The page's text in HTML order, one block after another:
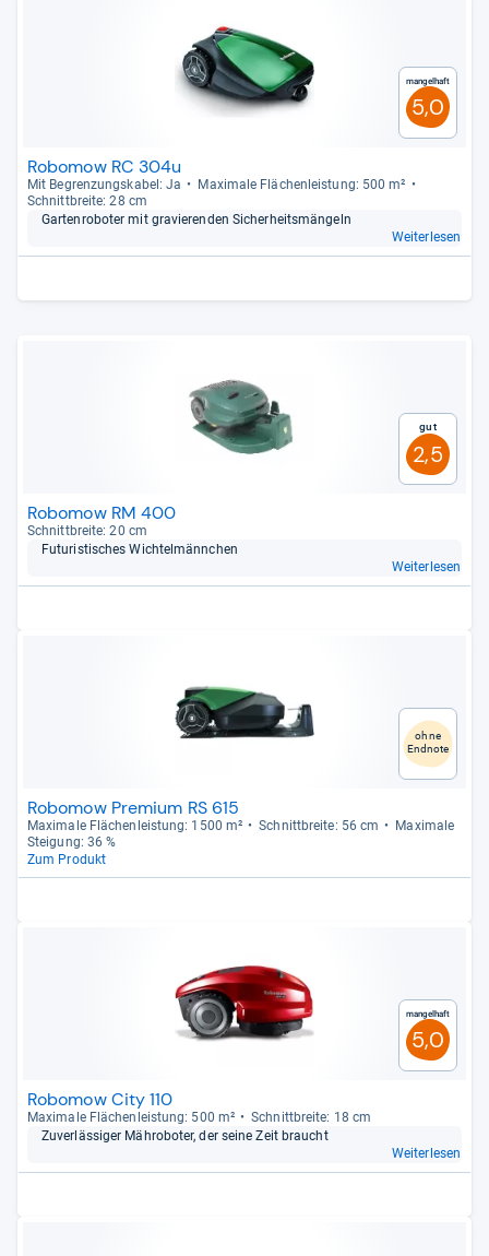
Mangelhaft
5,0
Robomow RC 304u
Mit Begren­zungs­ka­bel: Ja
Maxi­male Flä­chen­leis­tung: 500 m²
Schnitt­breite: 28 cm
Gar­ten­ro­bo­ter mit gra­vie­ren­den Sicher­heits­män­geln
Weiterlesen
Gut
2,5
Robomow RM 400
Schnitt­breite: 20 cm
Futu­ris­ti­sches Wich­tel­männ­chen
Weiterlesen
ohne
Endnote
Robomow Premium RS 615
Maxi­male Flä­chen­leis­tung: 1500 m² Schnitt­breite: 56 cm
Maxi­male
Stei­gung: 36 %
Zum Produkt
Mangelhaft
5,0
Robomow City 110
Maxi­male Flä­chen­leis­tung: 500 m²
Schnitt­breite: 18 cm
Zuver­läs­si­ger Mähro­bo­ter, der seine Zeit braucht
Weiterlesen